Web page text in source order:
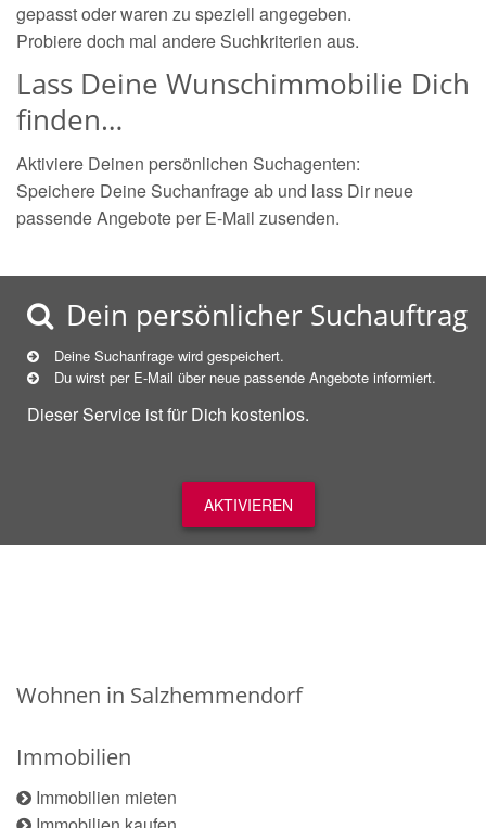
gepasst oder waren zu speziell angegeben.
Probiere doch mal andere Suchkriterien aus.
Lass Deine Wunschimmobilie Dich
finden…
Aktiviere Deinen persönlichen Suchagenten:
Speichere Deine Suchanfrage ab und lass Dir neue
passende Angebote per E-Mail zusenden.
Dein persönlicher Suchauftrag
Deine Suchanfrage wird gespeichert.
Du wirst per E-Mail über neue passende Angebote informiert.
Dieser Service ist für Dich kostenlos.
AKTIVIEREN
Wohnen in Salzhemmendorf
Immobilien
Immobilien mieten